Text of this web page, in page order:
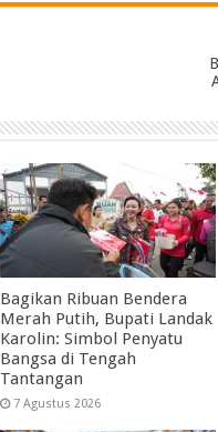
Bagikan Ribuan Bendera
Merah Putih, Bupati Landak
Karolin: Simbol Penyatu
Bangsa di Tengah
Tantangan
7 Agustus 2026